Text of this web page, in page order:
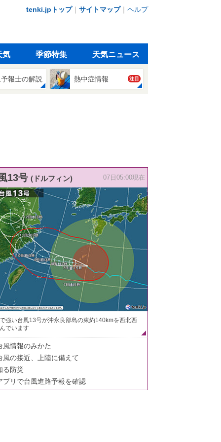
tenki.jpトップ｜ サイトマップ｜ ヘルプ
気 季節特集 天気ニュース
報士の解説 熱中症情報 注目
13号 (ドルフィン) 07日05:00現在
強い台風13号が沖永良部島の東約140kmを西北西
でいます
風情報のみかた
風の接近、上陸に備えて
る防災
プリで台風進路予報を確認